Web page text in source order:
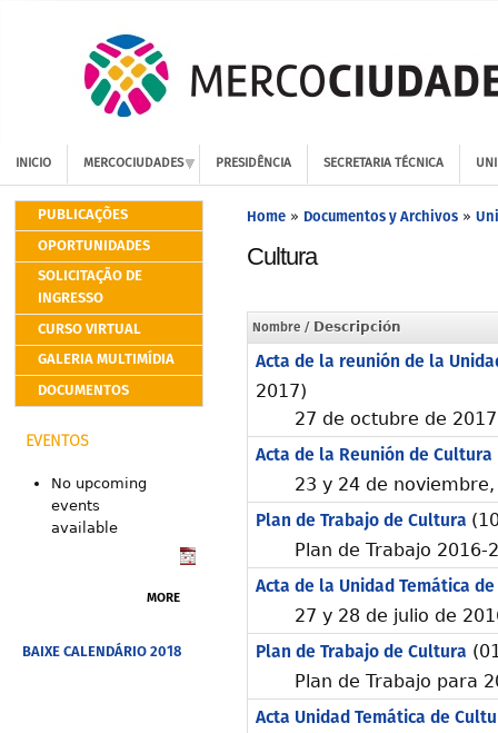
INICIO MERCOCIUDADES PRESIDÊNCIA SECRETARIA TÉCNICA
PUBLICAÇÕES
OPORTUNIDADES
SOLICITAÇÃO DE
INGRESSO
CURSO VIRTUAL
GALERIA MULTIMÍDIA
DOCUMENTOS
EVENTOS
No upcoming
events
available
MORE
BAIXE CALENDÁRIO 2018
Home » Documentos y Archivos »
Cultura
Nombre / Descripción
Acta de la reunión de la
2017)
27 de octubre de
Acta de la Reunión de Cultura
23 y 24 de
Plan de Trabajo de Cultura
Plan de Trabajo 2016-
Acta de la Unidad Temática
27 y 28 de julio de
Plan de Trabajo de Cultura
Plan de Trabajo para
Acta Unidad Temática de